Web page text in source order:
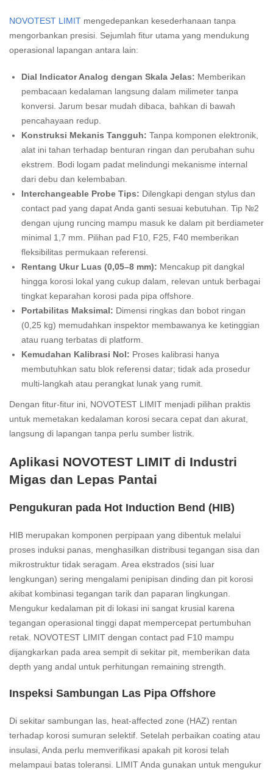
NOVOTEST LIMIT mengedepankan kesederhanaan tanpa
mengorbankan presisi. Sejumlah fitur utama yang mendukung
operasional lapangan antara lain:
Dial Indicator Analog dengan Skala Jelas: Memberikan
pembacaan kedalaman langsung dalam milimeter tanpa
konversi. Jarum besar mudah dibaca, bahkan di bawah
pencahayaan redup.
Konstruksi Mekanis Tangguh: Tanpa komponen elektronik,
alat ini tahan terhadap benturan ringan dan perubahan suhu
ekstrem. Bodi logam padat melindungi mekanisme internal
dari debu dan kelembaban.
Interchangeable Probe Tips: Dilengkapi dengan stylus dan
contact pad yang dapat Anda ganti sesuai kebutuhan. Tip №2
dengan ujung runcing mampu masuk ke dalam pit berdiameter
minimal 1,7 mm. Pilihan pad F10, F25, F40 memberikan
fleksibilitas permukaan referensi.
Rentang Ukur Luas (0,05–8 mm): Mencakup pit dangkal
hingga korosi lokal yang cukup dalam, relevan untuk berbagai
tingkat keparahan korosi pada pipa offshore.
Portabilitas Maksimal: Dimensi ringkas dan bobot ringan
(0,25 kg) memudahkan inspektor membawanya ke ketinggian
atau ruang terbatas di platform.
Kemudahan Kalibrasi Nol: Proses kalibrasi hanya
membutuhkan satu blok referensi datar; tidak ada prosedur
multi-langkah atau perangkat lunak yang rumit.
Dengan fitur-fitur ini, NOVOTEST LIMIT menjadi pilihan praktis
untuk memetakan kedalaman korosi secara cepat dan akurat,
langsung di lapangan tanpa perlu sumber listrik.
Aplikasi NOVOTEST LIMIT di Industri
Migas dan Lepas Pantai
Pengukuran pada Hot Induction Bend (HIB)
HIB merupakan komponen perpipaan yang dibentuk melalui
proses induksi panas, menghasilkan distribusi tegangan sisa dan
mikrostruktur tidak seragam. Area ekstrados (sisi luar
lengkungan) sering mengalami penipisan dinding dan pit korosi
akibat kombinasi tegangan tarik dan paparan lingkungan.
Mengukur kedalaman pit di lokasi ini sangat krusial karena
tegangan operasional tinggi dapat mempercepat pertumbuhan
retak. NOVOTEST LIMIT dengan contact pad F10 mampu
dijangkarkan pada area sempit di sekitar pit, memberikan data
depth yang andal untuk perhitungan remaining strength.
Inspeksi Sambungan Las Pipa Offshore
Di sekitar sambungan las, heat-affected zone (HAZ) rentan
terhadap korosi sumuran selektif. Setelah perbaikan coating atau
insulasi, Anda perlu memverifikasi apakah pit korosi telah
melampaui batas toleransi. LIMIT Anda gunakan untuk mengukur